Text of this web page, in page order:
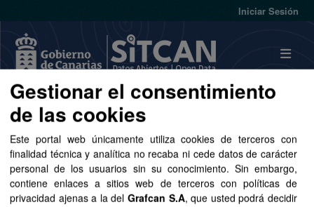
Iniciar Sesión
Conjuntos de datos
Ordenar por
Gestionar el consentimiento
de las cookies
Este portal web únicamente utiliza cookies de terceros con
finalidad técnica y analítica no recaba ni cede datos de carácter
personal de los usuarios sin su conocimiento. Sin embargo,
contiene enlaces a sitios web de terceros con políticas de
privacidad ajenas a la del Grafcan S.A, que usted podrá decidir